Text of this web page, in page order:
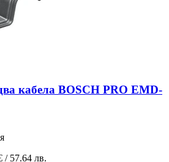
кабела BOSCH PRO EMD-
/ 57.64 лв.